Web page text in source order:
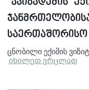
საერთაშორისო
ცნობილი ექიმის
იხილეთ ვრცლად